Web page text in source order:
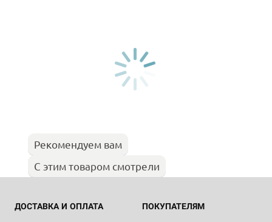
Рекомендуем вам
С этим товаром смотрели
ДОСТАВКА И ОПЛАТА ПОКУПАТЕЛЯМ